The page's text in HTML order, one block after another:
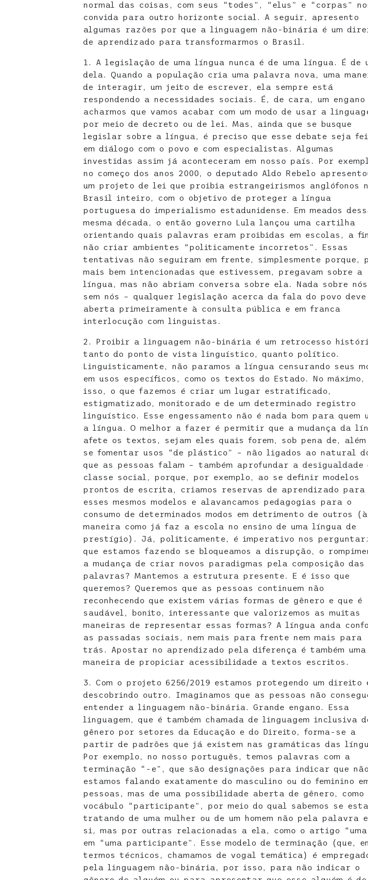
normal das coisas, com seus “todes”, “elus” e “corpas”
convida para outro horizonte social. A seguir, apresento
algumas razões por que a linguagem não-binária é um
de aprendizado para transformarmos o Brasil.
1. A legislação de uma língua nunca é de uma língua. É de
dela. Quando a população cria uma palavra nova, uma
de interagir, um jeito de escrever, ela sempre está
respondendo a necessidades sociais. É, de cara, um engano
acharmos que vamos acabar com um modo de usar a
por meio de decreto ou de lei. Mas, ainda que se busque
legislar sobre a língua, é preciso que esse debate seja
em diálogo com o povo e com especialistas. Algumas
investidas assim já aconteceram em nosso país. Por
no começo dos anos 2000, o deputado Aldo Rebelo
um projeto de lei que proibia estrangeirismos anglófonos
Brasil inteiro, com o objetivo de proteger a língua
portuguesa do imperialismo estadunidense. Em meados
mesma década, o então governo Lula lançou uma cartilha
orientando quais palavras eram proibidas em escolas, a
não criar ambientes “politicamente incorretos”. Essas
tentativas não seguiram em frente, simplesmente porque,
mais bem intencionadas que estivessem, pregavam sobre a
língua, mas não abriam conversa sobre ela. Nada sobre nós
sem nós – qualquer legislação acerca da fala do povo
aberta primeiramente à consulta pública e em franca
interlocução com linguistas.
2. Proibir a linguagem não-binária é um retrocesso
tanto do ponto de vista linguístico, quanto político.
Linguisticamente, não paramos a língua censurando seus
em usos específicos, como os textos do Estado. No máximo,
isso, o que fazemos é criar um lugar estratificado,
estigmatizado, monitorado e de um determinado registro
linguístico. Esse engessamento não é nada bom para quem
a língua. O melhor a fazer é permitir que a mudança da
afete os textos, sejam eles quais forem, sob pena de, além
se fomentar usos “de plástico” – não ligados ao natural
que as pessoas falam – também aprofundar a desigualdade
classe social, porque, por exemplo, ao se definir modelos
prontos de escrita, criamos reservas de aprendizado para
esses mesmos modelos e alavancamos pedagogias para o
consumo de determinados modos em detrimento de outros (à
maneira como já faz a escola no ensino de uma língua de
prestígio). Já, politicamente, é imperativo nos
que estamos fazendo se bloqueamos a disrupção, o
a mudança de criar novos paradigmas pela composição das
palavras? Mantemos a estrutura presente. E é isso que
queremos? Queremos que as pessoas continuem não
reconhecendo que existem várias formas de gênero e que é
saudável, bonito, interessante que valorizemos as muitas
maneiras de representar essas formas? A língua anda
as passadas sociais, nem mais para frente nem mais para
trás. Apostar no aprendizado pela diferença é também uma
maneira de propiciar acessibilidade a textos escritos.
3. Com o projeto 6256/2019 estamos protegendo um direito
descobrindo outro. Imaginamos que as pessoas não
entender a linguagem não-binária. Grande engano. Essa
linguagem, que é também chamada de linguagem inclusiva
gênero por setores da Educação e do Direito, forma-se a
partir de padrões que já existem nas gramáticas das
Por exemplo, no nosso português, temos palavras com a
terminação “-e”, que são designações para indicar que não
estamos falando exatamente do masculino ou do feminino
pessoas, mas de uma possibilidade aberta de gênero, como
vocábulo “participante”, por meio do qual sabemos se
tratando de uma mulher ou de um homem não pela palavra
si, mas por outras relacionadas a ela, como o artigo
em “uma participante”. Esse modelo de terminação (que,
termos técnicos, chamamos de vogal temática) é
pela linguagem não-binária, por isso, para não indicar o